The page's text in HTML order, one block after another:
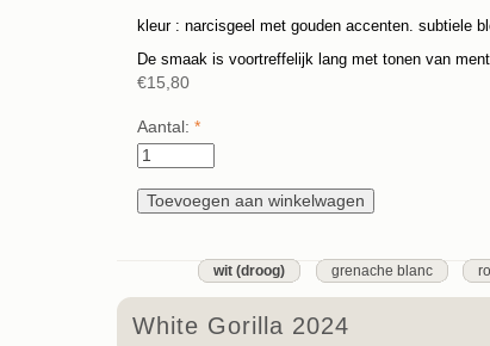
kleur : narcisgeel met gouden accenten. subtiele
De smaak is voortreffelijk lang met tonen van
€15,80
Aantal: *
wit (droog) grenache blanc
White Gorilla 2024